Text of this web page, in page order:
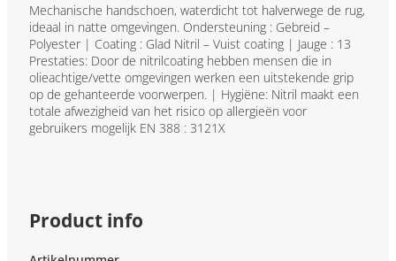
Mechanische handschoen, waterdicht tot halverwege de rug,
ideaal in natte omgevingen. Ondersteuning : Gebreid –
Polyester | Coating : Glad Nitril – Vuist coating | Jauge : 13
Prestaties: Door de nitrilcoating hebben mensen die in
olieachtige/vette omgevingen werken een uitstekende grip
op de gehanteerde voorwerpen. | Hygiëne: Nitril maakt een
totale afwezigheid van het risico op allergieën voor
gebruikers mogelijk EN 388 : 3121X
Product info